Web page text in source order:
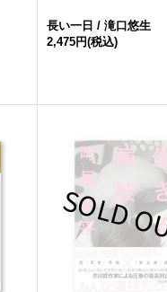
長い一日 / 滝口悠生
2,475円(税込)